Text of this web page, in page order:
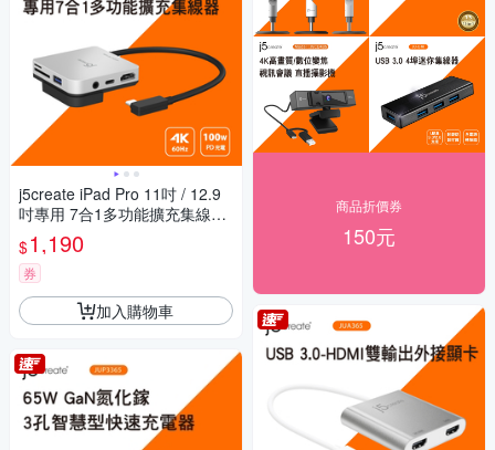
j5create iPad Pro 11吋 / 12.9
吋專用 7合1多功能擴充集線器-
JCD612
$1,190
券
加入購物車
商品折價券
150元